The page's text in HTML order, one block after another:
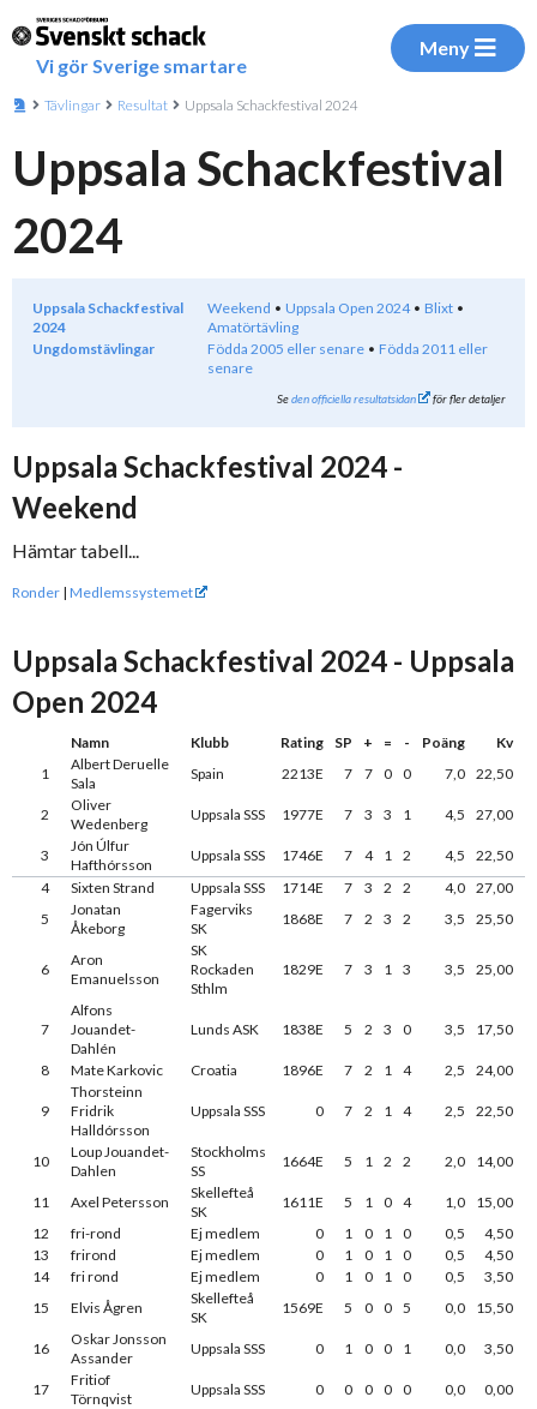
Vi gör Sverige smartare
Meny
Tävlingar Resultat Uppsala Schackfestival 2024
Uppsala Schackfestival
2024
Uppsala Schackfestival
2024
Weekend Uppsala Open 2024
Blixt
Amatörtävling
Ungdomstävlingar
Födda 2005 eller senare
Födda 2011 eller
senare
Seden officiella resultatsidan för fler detaljer
Uppsala Schackfestival 2024 -
Weekend
Hämtar tabell...
Ronder | Medlemssystemet
Uppsala Schackfestival 2024 - Uppsala
Open 2024
Namn Klubb Rating SP + = - Poäng
Kv
1
Albert Deruelle
Sala
Spain 2213E 7 7 0 0 7,0 22,50
2
Oliver
Wedenberg
Uppsala SSS 1977E 7 3 3 1 4,5 27,00
3
Jón Úlfur
Hafthórsson
Uppsala SSS 1746E 7 4 1 2 4,5
22,50
4
Sixten Strand Uppsala SSS 1714E 7 3 2 2 4,0 27,00
5
Jonatan
Åkeborg
Fagerviks
SK
1868E 7 2 3 2 3,5 25,50
6
Aron
Emanuelsson
SK
Rockaden
Sthlm
1829E 7 3 1 3 3,5 25,00
7
Alfons
Jouandet-
Dahlén
Lunds ASK 1838E 5 2 3 0 3,5 17,50
8 Mate Karkovic Croatia 1896E 7 2 1 4 2,5 24,00
9
Thorsteinn
Fridrik
Halldórsson
Uppsala SSS 0 7 2 1 4 2,5 22,50
10
Loup Jouandet-
Dahlen
Stockholms
SS
1664E 5 1 2 2 2,0 14,00
11 Axel Petersson
Skellefteå
SK
1611E 5 1 0 4 1,0
15,00
12
fri-rond Ej medlem 0 1 0 1 0 0,5
4,50
13
frirond Ej medlem 0 1 0 1 0 0,5
4,50
14
fri rond Ej medlem 0 1 0 1 0 0,5
3,50
15
Elvis Ågren
Skellefteå
SK
1569E 5 0 0 5 0,0 15,50
16
Oskar Jonsson
Assander
Uppsala SSS 0 1 0 0 1 0,0 3,50
17
Fritiof
Törnqvist
Uppsala SSS 0 0 0 0 0 0,0 0,00